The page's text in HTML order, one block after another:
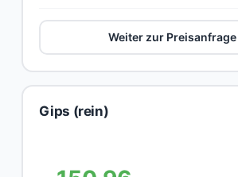
Weiter zur Preisanfrage
Gips (rein)